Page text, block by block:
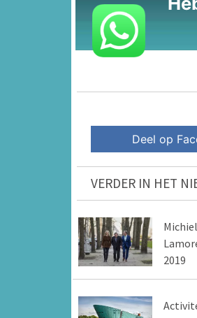
Deel op
VERDER IN HET
2019